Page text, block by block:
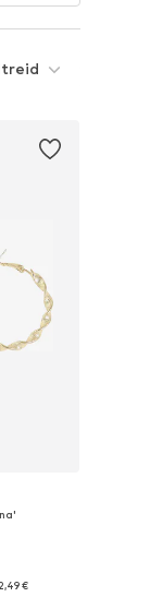
Kõrvarõngaste
€